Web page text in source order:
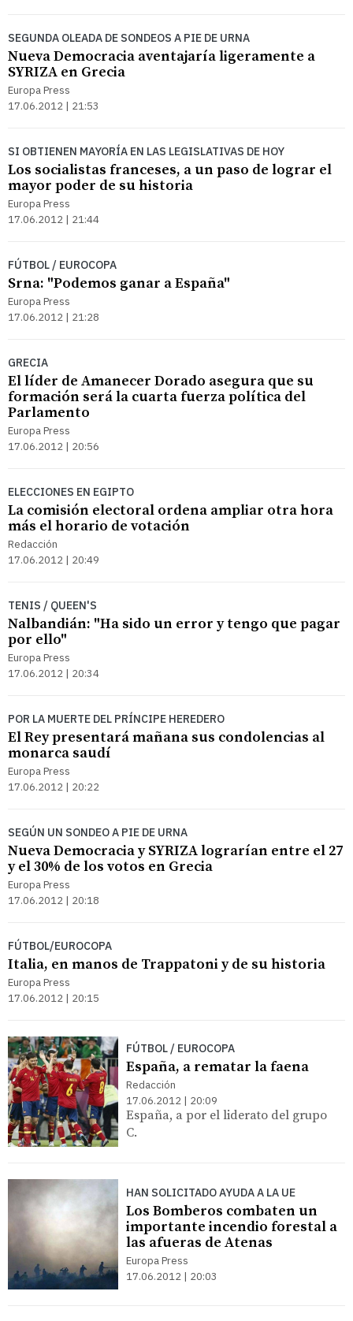
SEGUNDA OLEADA DE SONDEOS A PIE DE URNA
Nueva Democracia aventajaría ligeramente a
SYRIZA en Grecia
Europa Press
17.06.2012 | 21:53
SI OBTIENEN MAYORÍA EN LAS LEGISLATIVAS DE HOY
Los socialistas franceses, a un paso de lograr el
mayor poder de su historia
Europa Press
17.06.2012 | 21:44
FÚTBOL / EUROCOPA
Srna: "Podemos ganar a España"
Europa Press
17.06.2012 | 21:28
GRECIA
El líder de Amanecer Dorado asegura que su
formación será la cuarta fuerza política del
Parlamento
Europa Press
17.06.2012 | 20:56
ELECCIONES EN EGIPTO
La comisión electoral ordena ampliar otra hora
más el horario de votación
Redacción
17.06.2012 | 20:49
TENIS / QUEEN'S
Nalbandián: "Ha sido un error y tengo que pagar
por ello"
Europa Press
17.06.2012 | 20:34
POR LA MUERTE DEL PRÍNCIPE HEREDERO
El Rey presentará mañana sus condolencias al
monarca saudí
Europa Press
17.06.2012 | 20:22
SEGÚN UN SONDEO A PIE DE URNA
Nueva Democracia y SYRIZA lograrían entre el 27
y el 30% de los votos en Grecia
Europa Press
17.06.2012 | 20:18
FÚTBOL/EUROCOPA
Italia, en manos de Trappatoni y de su historia
Europa Press
17.06.2012 | 20:15
FÚTBOL / EUROCOPA
España, a rematar la faena
Redacción
17.06.2012 | 20:09
España, a por el liderato del grupo
C.
HAN SOLICITADO AYUDA A LA UE
Los Bomberos combaten un
importante incendio forestal a
las afueras de Atenas
Europa Press
17.06.2012 | 20:03